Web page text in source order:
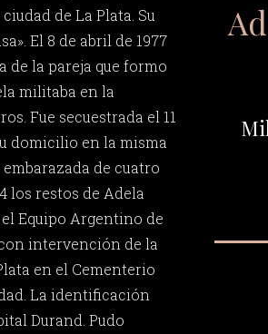
de La Plata. Su
El 8 de abril de 1977
de la pareja que formo
militaba en la
Fue secuestrada el 11
domicilio en la misma
de cuatro
los restos de Adela
Equipo Argentino de
intervención de la
en el Cementerio
La identificación
Durand. Pudo